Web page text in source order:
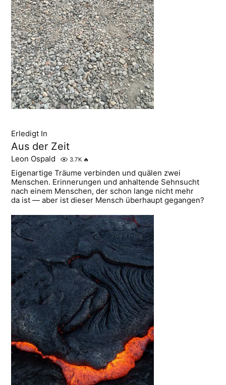
Erledigt In
Aus der Zeit
Leon Ospald 3.7K 🔥
Eigenartige Träume verbinden und quälen zwei
Menschen. Erinnerungen und anhaltende Sehnsucht
nach einem Menschen, der schon lange nicht mehr
da ist — aber ist dieser Mensch überhaupt gegangen?